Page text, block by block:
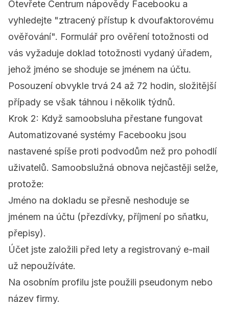
Otevřete Centrum nápovědy Facebooku a
vyhledejte "ztracený přístup k dvoufaktorovému
ověřování". Formulář pro ověření totožnosti od
vás vyžaduje doklad totožnosti vydaný úřadem,
jehož jméno se shoduje se jménem na účtu.
Posouzení obvykle trvá 24 až 72 hodin, složitější
případy se však táhnou i několik týdnů.
Krok 2: Když samoobsluha přestane fungovat
Automatizované systémy Facebooku jsou
nastavené spíše proti podvodům než pro pohodlí
uživatelů. Samoobslužná obnova nejčastěji selže,
protože:
Jméno na dokladu se přesně neshoduje se
jménem na účtu (přezdívky, příjmení po sňatku,
přepisy).
Účet jste založili před lety a registrovaný e-mail
už nepoužíváte.
Na osobním profilu jste použili pseudonym nebo
název firmy.